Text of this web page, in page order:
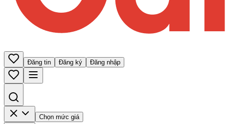
Đăng tin Đăng ký Đăng nhập
Chọn mức giá